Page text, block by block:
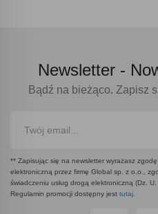
Newsletter -
Bądź na bieżąco. Zapisz
** Zapisując się na newsletter wyrażasz
elektroniczną przez firmę Global sp. z o.o.,
świadczeniu usług drogą elektroniczną (Dz.
Regulamin promocji dostępny jest tutaj